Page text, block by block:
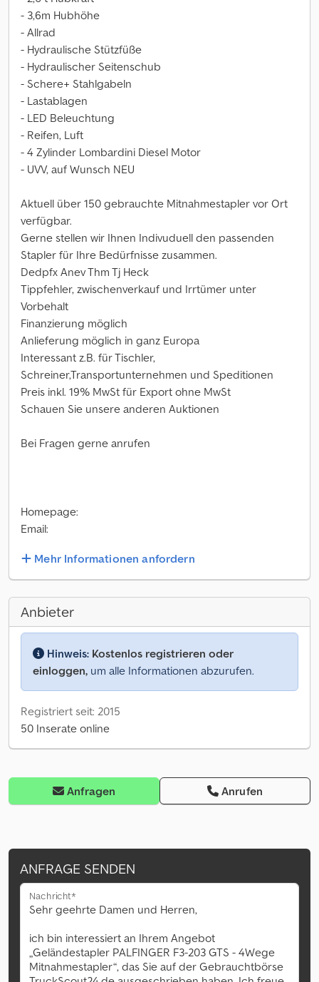
- 3,6m Hubhöhe
- Allrad
- Hydraulische Stützfüße
- Hydraulischer Seitenschub
- Schere+ Stahlgabeln
- Lastablagen
- LED Beleuchtung
- Reifen, Luft
- 4 Zylinder Lombardini Diesel Motor
- UVV, auf Wunsch NEU
Aktuell über 150 gebrauchte Mitnahmestapler vor Ort
verfügbar.
Gerne stellen wir Ihnen Indivuduell den passenden
Stapler für Ihre Bedürfnisse zusammen.
Dedpfx Anev Thm Tj Heck
Tippfehler, zwischenverkauf und Irrtümer unter
Vorbehalt
Finanzierung möglich
Anlieferung möglich in ganz Europa
Interessant z.B. für Tischler,
Schreiner,Transportunternehmen und Speditionen
Preis inkl. 19% MwSt für Export ohne MwSt
Schauen Sie unsere anderen Auktionen
Bei Fragen gerne anrufen
Homepage:
Email:
Mehr Informationen anfordern
Anbieter
Hinweis: Kostenlos registrieren oder
einloggen, um alle Informationen abzurufen.
Registriert seit: 2015
50 Inserate online
Anfragen Anrufen
ANFRAGE SENDEN
Nachricht*